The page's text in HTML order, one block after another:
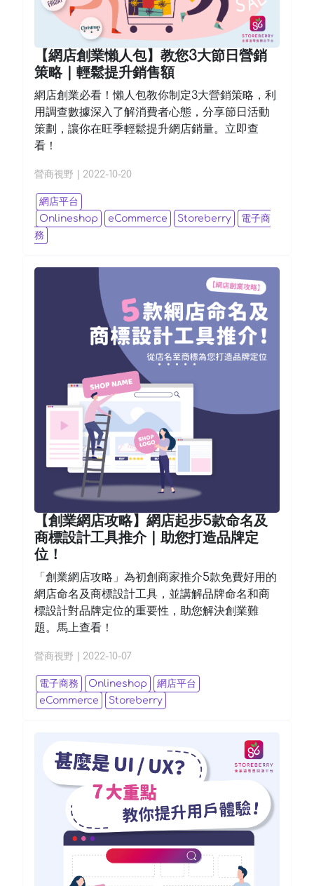
【網店創業懶人包】教您3大節日營銷
策略 | 輕鬆提升銷售額
網店創業必看！懶人包教你制定3大營銷策略，利
用調查數據深入了解消費者心態，分享節日活動
策劃，讓你在旺季輕鬆提升網店銷量。立即查
看！
營商視野 2022-10-20
網店平台
Onlineshop
eCommerce Storeberry
電子商
務
【創業網店攻略】網店起步5款命名及
商標設計工具推介 | 助您打造品牌定
位！
「創業網店攻略」為初創商家推介5款免費好用的
網店命名及商標設計工具，並講解品牌命名和商
標設計對品牌定位的重要性，助您解決創業難
題。馬上查看！
營商視野 2022-10-07
電子商務 Onlineshop
網店平台
eCommerce
Storeberry